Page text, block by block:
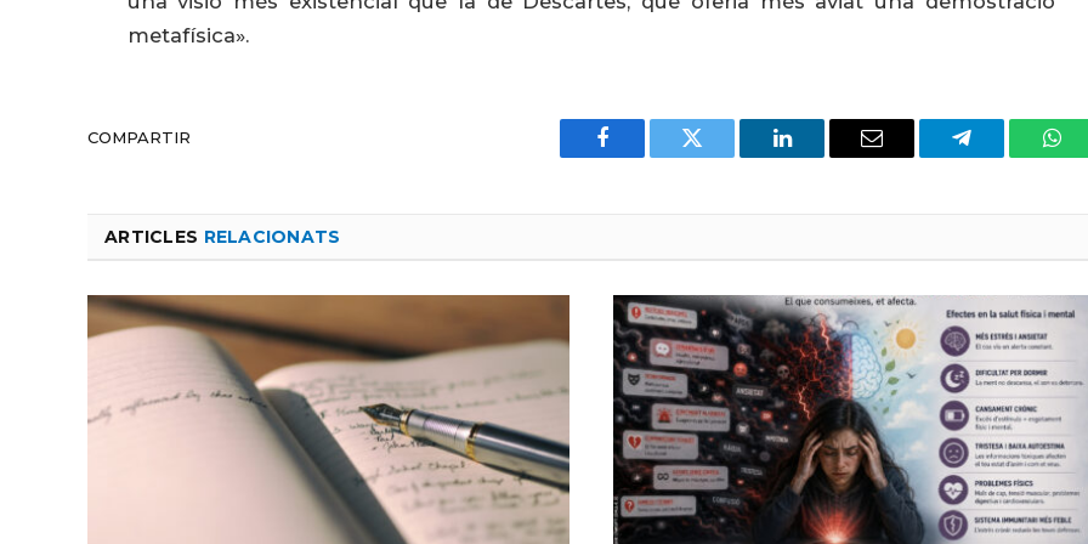
metafísica».
COMPARTIR
Facebook Twitter LinkedIn Email Telegram
ARTICLES RELACIONATS